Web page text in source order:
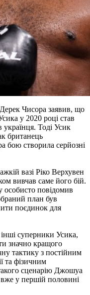
Чисора заявив, що
у 2020 році став
Тоді Усик
британець
бою створила серйозні
вазі Ріко Верхувен
вивчав саме його бій.
повідомив
план був
поєдинок для
суперники Усика,
значно кращого
тактику з постійним
та фізичним
сценарію Джошуа
у першій половині